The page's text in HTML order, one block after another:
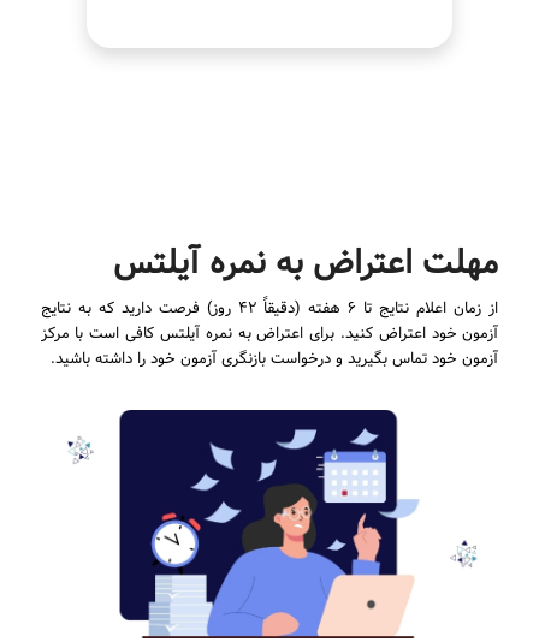
مهلت اعتراض به نمره آیلتس
از زمان اعلام نتایج تا ۶ هفته (دقیقاً ۴۲ روز) فرصت دارید که به نتایج
آزمون خود اعتراض کنید. برای اعتراض به نمره آیلتس کافی است با مرکز
آزمون خود تماس بگیرید و درخواست بازنگری آزمون خود را داشته باشید.